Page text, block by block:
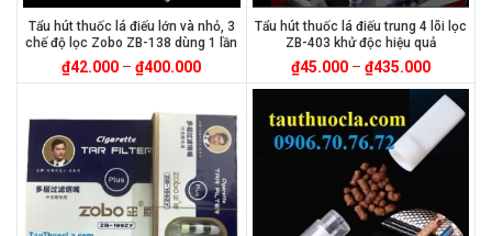
Tẩu hút thuốc lá điếu lớn và nhỏ, 3
chế độ lọc Zobo ZB-138 dùng 1 lần
₫42.000 –₫400.000
Tẩu hút thuốc lá điếu trung 4 lõi lọc
ZB-403 khử độc hiệu quả
₫45.000– ₫435.000